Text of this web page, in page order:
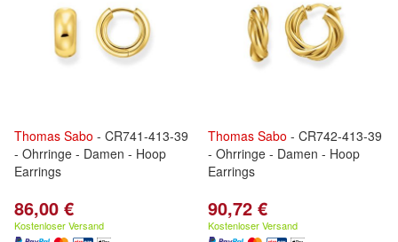
Thomas Sabo - CR741-413-39
- Ohrringe - Damen - Hoop
Earrings
86,00 €
Kostenloser Versand
Thomas Sabo - CR742-413-39
- Ohrringe - Damen - Hoop
Earrings
90,72 €
Kostenloser Versand